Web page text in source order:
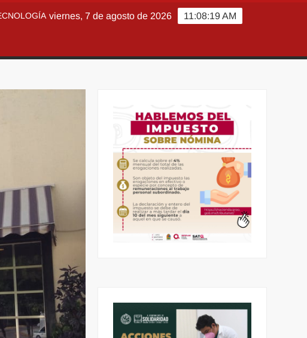
11:08:20 AM
viernes, 7 de agosto de 2026